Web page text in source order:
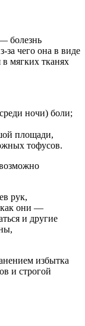
болезнь
за чего она в виде
в мягких тканях
ночи) боли;
площади,
тофусов.
рук,
как они —
и другие
избытка
и строгой